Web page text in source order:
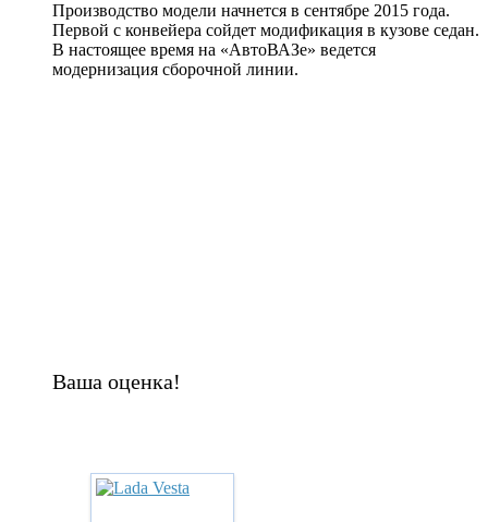
Производство модели начнется в сентябре 2015 года.
Первой с конвейера сойдет модификация в кузове седан.
В настоящее время на «АвтоВАЗе» ведется
модернизация сборочной линии.
Ваша оценка!